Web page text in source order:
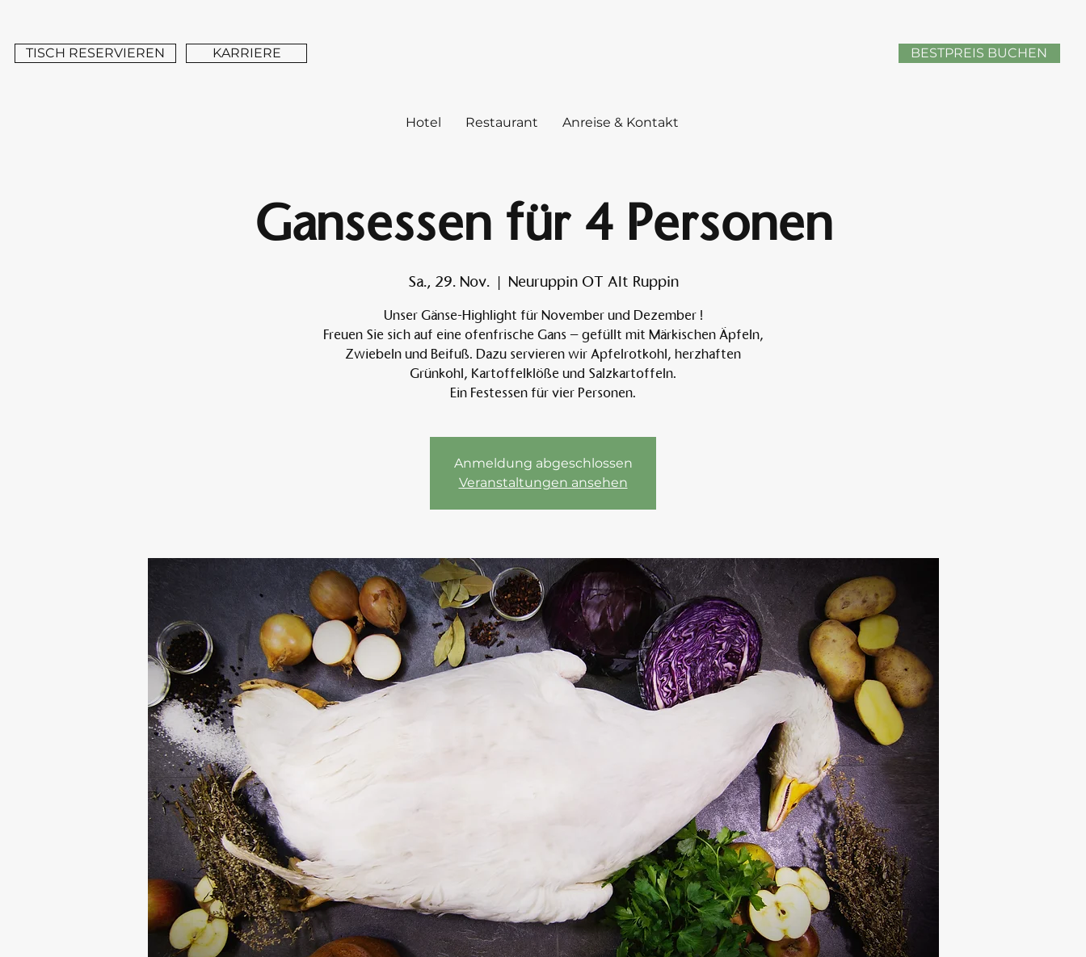
TISCH RESERVIEREN KARRIERE
Am Alten
BESTPREIS BUCHEN
Hotel Restaurant Anreise & Kontakt
Gansessen für 4 Personen
Sa., 29. Nov.
  |
Neuruppin OT Alt Ruppin
Unser Gänse-Highlight für November und Dezember !
Freuen Sie sich auf eine ofenfrische Gans – gefüllt mit Märkischen Äpfeln,
Zwiebeln und Beifuß. Dazu servieren wir Apfelrotkohl, herzhaften
Grünkohl, Kartoffelklöße und Salzkartoffeln.
Ein Festessen für vier Personen.
Anmeldung abgeschlossen
Veranstaltungen ansehen